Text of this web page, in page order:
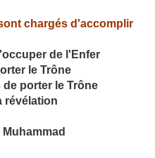
chargés d'accomplir
de l'Enfer
le Trône
porter le Trône
révélation